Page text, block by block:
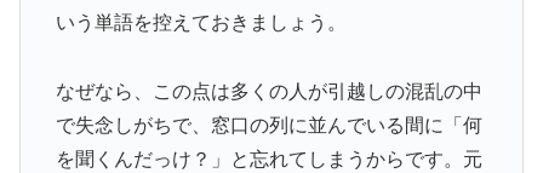
いう単語を控えておきましょう。
なぜなら、この点は多くの人が引越しの混乱の中
で失念しがちで、窓口の列に並んでいる間に「何
を聞くんだっけ？」と忘れてしまうからです。元